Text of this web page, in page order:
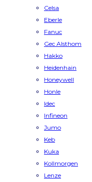
Celsa
Eberle
Fanuc
Gec Alsthom
Hakko
Heidenhain
Honeywell
Honle
Idec
Infineon
Jumo
Keb
Kuka
Kollmorgen
Lenze